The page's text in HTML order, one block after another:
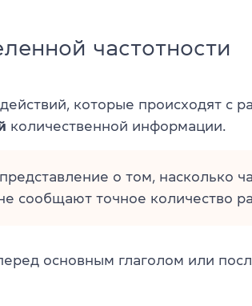
частотности
которые происходят с
количественной информации.
о том, насколько
сообщают точное количество
основным глаголом или